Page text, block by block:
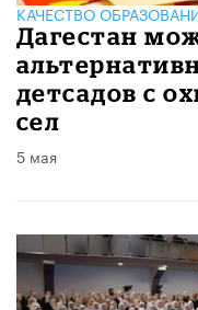
КАЧЕСТВО
Дагестан
детсадов с
сел
5 мая